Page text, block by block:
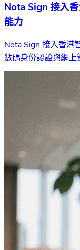
Nota Sign 接入
能力
Nota Sign 接入香港
數碼身份認證與網上